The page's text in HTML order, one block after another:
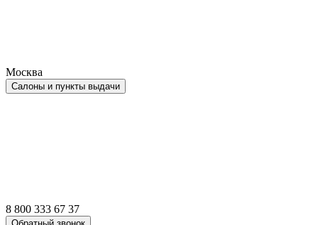
Москва
Салоны и пункты выдачи
8 800 333 67 37